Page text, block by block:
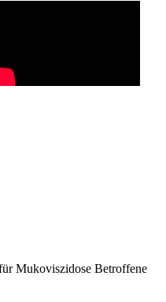
Mukoviszidose Betroffene